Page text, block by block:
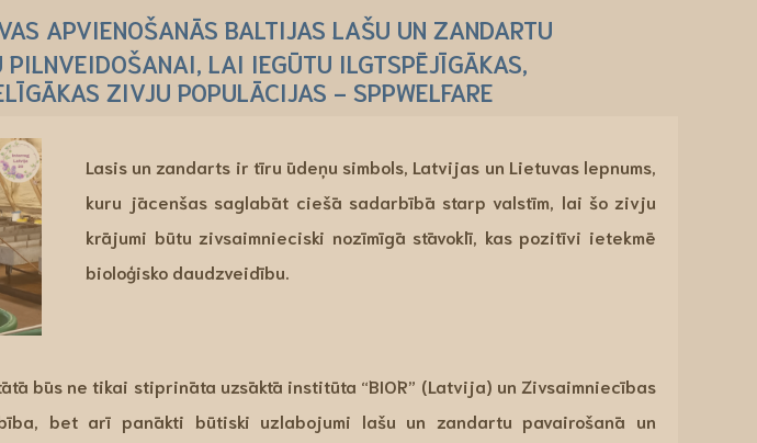
APVIENOŠANĀS BALTIJAS LAŠU UN ZANDARTU
PILNVEIDOŠANAI, LAI IEGŪTU ILGTSPĒJĪGĀKAS,
ZIVJU POPULĀCIJAS - SPPWELFARE
Lasis un zandarts ir tīru ūdeņu simbols, Latvijas un Lietuvas lepnums,
kuru jācenšas saglabāt ciešā sadarbībā starp valstīm, lai šo zivju
krājumi būtu zivsaimnieciski nozīmīgā stāvoklī, kas pozitīvi ietekmē
bioloģisko daudzveidību.
būs ne tikai stiprināta uzsāktā institūta “BIOR” (Latvija) un Zivsaimniecības
bet arī panākti būtiski uzlabojumi lašu un zandartu pavairošanā un